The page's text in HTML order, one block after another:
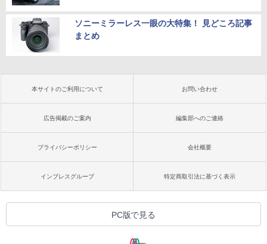
ソニーミラーレス一眼の大特集！ 見どころ記事
まとめ
本サイトのご利用について お問い合わせ
広告掲載のご案内 編集部へのご連絡
プライバシーポリシー 会社概要
インプレスグループ 特定商取引法に基づく表示
PC版で見る